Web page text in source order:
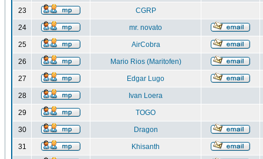
23 CGRP
24 mr. novato
25 AirCobra
26 Mario Rios (Maritofen)
27 Edgar Lugo
28 Ivan Loera
29 TOGO
30 Dragon
31 Khisanth